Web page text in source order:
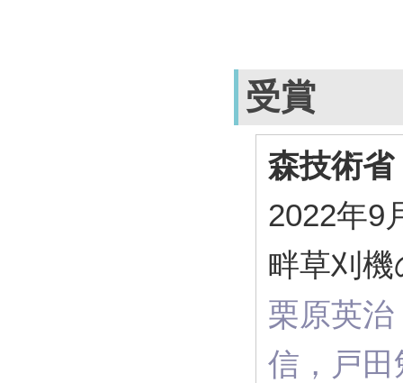
受賞
森技術省
2022年
畔草刈
栗原英
信，戸